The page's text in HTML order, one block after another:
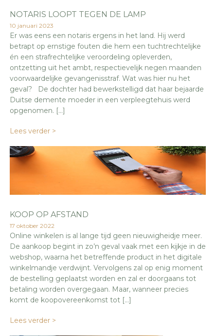
NOTARIS LOOPT TEGEN DE LAMP
10 januari 2023
Er was eens een notaris ergens in het land. Hij werd
betrapt op ernstige fouten die hem een tuchtrechtelijke
én een strafrechtelijke veroordeling opleverden,
ontzetting uit het ambt, respectievelijk negen maanden
voorwaardelijke gevangenisstraf. Wat was hier nu het
geval? De dochter had bewerkstelligd dat haar bejaarde
Duitse demente moeder in een verpleegtehuis werd
opgenomen. […]
Lees verder >
KOOP OP AFSTAND
17 oktober 2022
Online winkelen is al lange tijd geen nieuwigheidje meer.
De aankoop begint in zo’n geval vaak met een kijkje in de
webshop, waarna het betreffende product in het digitale
winkelmandje verdwijnt. Vervolgens zal op enig moment
de bestelling geplaatst worden en zal er doorgaans tot
betaling worden overgegaan. Maar, wanneer precies
komt de koopovereenkomst tot […]
Lees verder >